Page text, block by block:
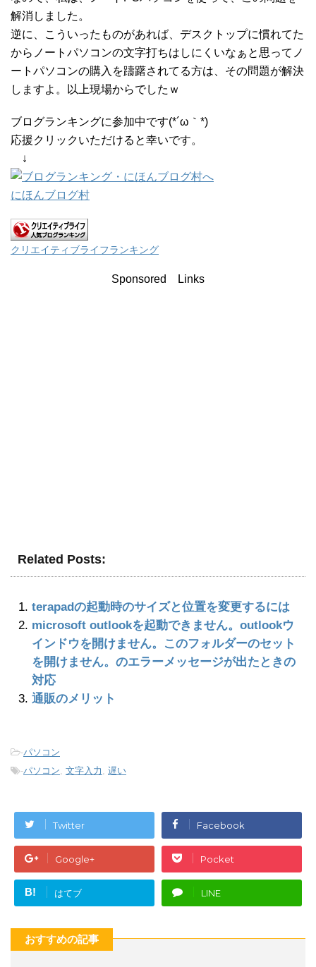
解消しました。
逆に、こういったものがあれば、デスクトップに慣れてた
からノートパソコンの文字打ちはしにくいなぁと思ってノ
ートパソコンの購入を躊躇されてる方は、その問題が解決
しますよ。以上現場からでしたｗ
ブログランキングに参加中です(*´ω｀*)
応援クリックいただけると幸いです。
↓
にほんブログ村
クリエイティブライフランキング
Sponsored Links
Related Posts:
terapadの起動時のサイズと位置を変更するには
microsoft outlookを起動できません。outlookウ
インドウを開けません。このフォルダーのセット
を開けません。のエラーメッセージが出たときの
対応
通販のメリット
-パソコン
-パソコン, 文字入力 , 遅い
Twitter Facebook
Google+ Pocket
B! はてブ LINE
おすすめの記事